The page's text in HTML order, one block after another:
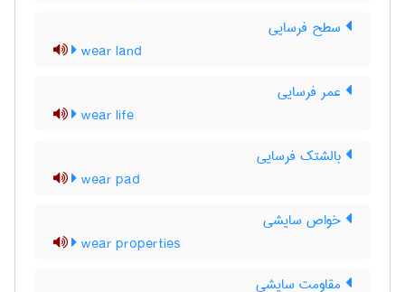
سطح فرسایی
wear land
عمر فرسایی
wear life
بالشتک فرسایی
wear pad
خواص سایشی
wear properties
مقاومت سایشی